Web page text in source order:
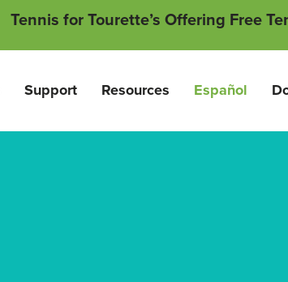
Tennis for Tourette’s Offering Free
Support Resources Español